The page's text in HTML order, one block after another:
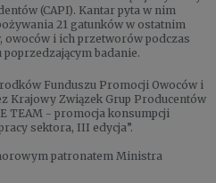
(CAPI). Kantar pyta w nim
21 gatunków w ostatnim
i ich przetworów podczas
badanie.
Funduszu Promocji Owoców i
Krajowy Związek Grup Producentów
TEAM - promocja konsumpcji
sektora, III edycja”.
patronatem Ministra